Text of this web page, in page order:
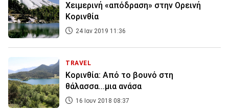
Χειμερινή «απόδραση» στην Ορεινή
Κορινθία
24 Ιαν 2019 11:36
TRAVEL
Κορινθία: Από το βουνό στη
θάλασσα...μια ανάσα
16 Ιουν 2018 08:37